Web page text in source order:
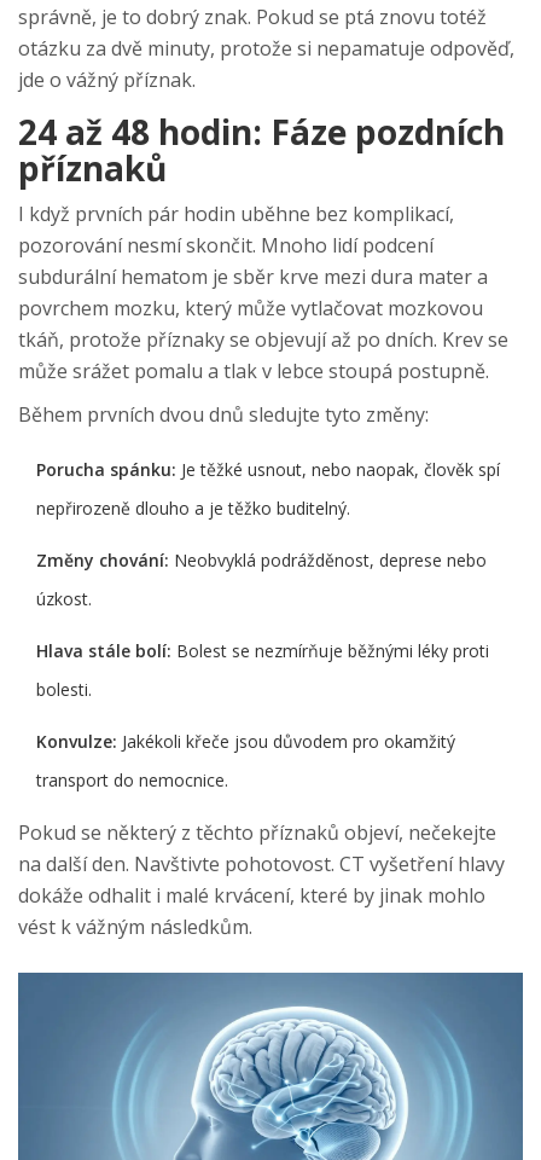
správně, je to dobrý znak. Pokud se ptá znovu totéž
otázku za dvě minuty, protože si nepamatuje odpověď,
jde o vážný příznak.
24 až 48 hodin: Fáze pozdních
příznaků
I když prvních pár hodin uběhne bez komplikací,
pozorování nesmí skončit. Mnoho lidí podcení
subdurální hematom je sběr krve mezi dura mater a
povrchem mozku, který může vytlačovat mozkovou
tkáň, protože příznaky se objevují až po dních. Krev se
může srážet pomalu a tlak v lebce stoupá postupně.
Během prvních dvou dnů sledujte tyto změny:
Porucha spánku: Je těžké usnout, nebo naopak, člověk spí
nepřirozeně dlouho a je těžko buditelný.
Změny chování: Neobvyklá podrážděnost, deprese nebo
úzkost.
Hlava stále bolí: Bolest se nezmírňuje běžnými léky proti
bolesti.
Konvulze: Jakékoli křeče jsou důvodem pro okamžitý
transport do nemocnice.
Pokud se některý z těchto příznaků objeví, nečekejte
na další den. Navštivte pohotovost. CT vyšetření hlavy
dokáže odhalit i malé krvácení, které by jinak mohlo
vést k vážným následkům.